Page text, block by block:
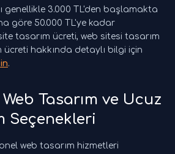
genellikle 3.000 TL'den başlamakta
göre 50.000 TL'ye kadar
tasarım ücreti, web sitesi tasarım
ücreti hakkında detaylı bilgi için
.
Tasarım ve Ucuz
Seçenekleri
web tasarım hizmetleri